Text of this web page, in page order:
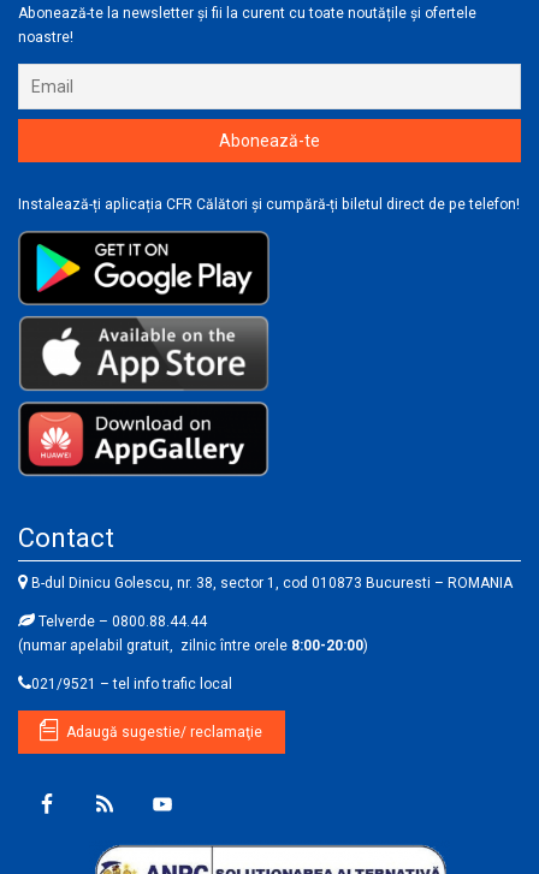
Abonează-te la newsletter și fii la curent cu toate noutățile și ofertele
noastre!
Instalează-ți aplicația CFR Călători și cumpără-ți biletul direct de pe telefon!
Contact
B-dul Dinicu Golescu, nr. 38, sector 1, cod 010873 Bucuresti – ROMANIA
Telverde – 0800.88.44.44
(numar apelabil gratuit, zilnic între orele 8:00-20:00)
021/9521 – tel info trafic local
Adaugă sugestie/ reclamaţie